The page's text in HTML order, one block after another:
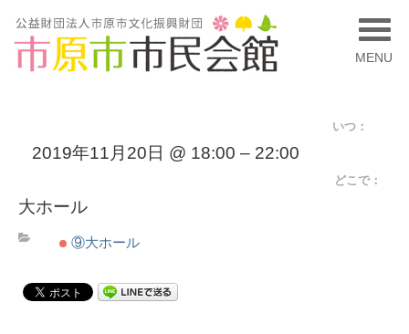
MENU
いつ：
2019年11月20日 @ 18:00 – 22:00
どこで：
大ホール
⑨大ホール